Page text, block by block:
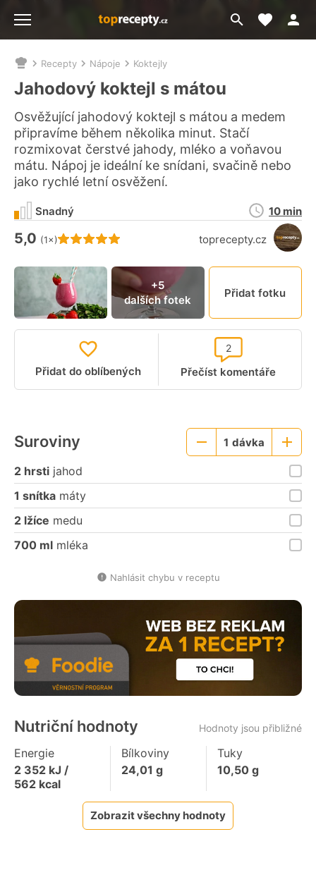
Přejít
na
Moje
Nacházíte
se
zde:
Recepty Nápoje Koktejly
Jahodový koktejl s mátou
Osvěžující jahodový koktejl s mátou a medem
připravíme během několika minut. Stačí
rozmixovat čerstvé jahody, mléko a voňavou
mátu. Nápoj je ideální ke snídani, svačině nebo
jako rychlé letní osvěžení.
Hodnocení receptu je
5,0 (1×) toprecepty.cz
Snadný
Doba
přípravy
10 min
+5
dalších fotek
Přidat fotku
Přidat do oblíbených Přečíst komentáře
2
Suroviny
Menší
1 dávka
Větší
porce
2 hrsti jahod
1 snítka máty
2 lžíce medu
700 ml mléka
Nahlásit chybu v receptu
Nutriční hodnoty Hodnoty jsou přibližné
Energie
2 352 kJ /
562 kcal
Bílkoviny
24,01 g
Tuky
10,50g
Zobrazit všechny hodnoty